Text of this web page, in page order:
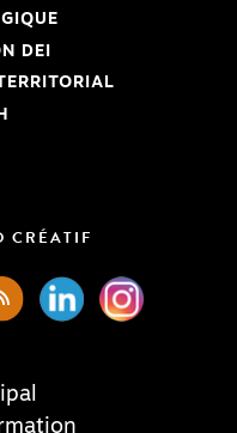
DEI
CRÉATIF